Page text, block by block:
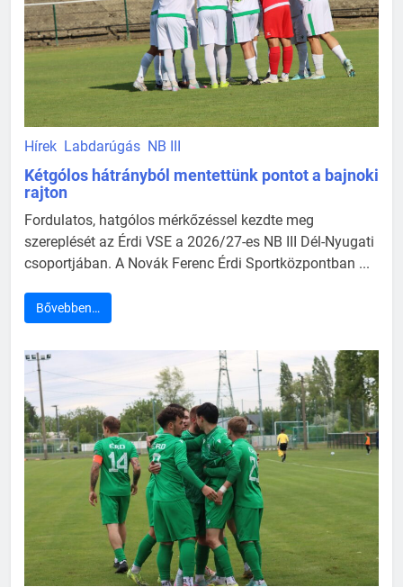
Hírek Labdarúgás NB III
Kétgólos hátrányból mentettünk pontot a bajnoki
rajton
Fordulatos, hatgólos mérkőzéssel kezdte meg
szereplését az Érdi VSE a 2026/27-es NB III Dél-Nyugati
csoportjában. A Novák Ferenc Érdi Sportközpontban ...
Bővebben…